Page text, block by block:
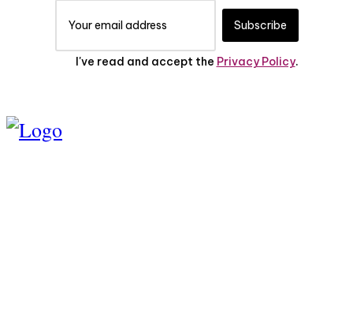
Subscribe
I've read and accept the Privacy Policy.